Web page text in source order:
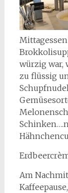
würzig war,
zu flüssig
Am